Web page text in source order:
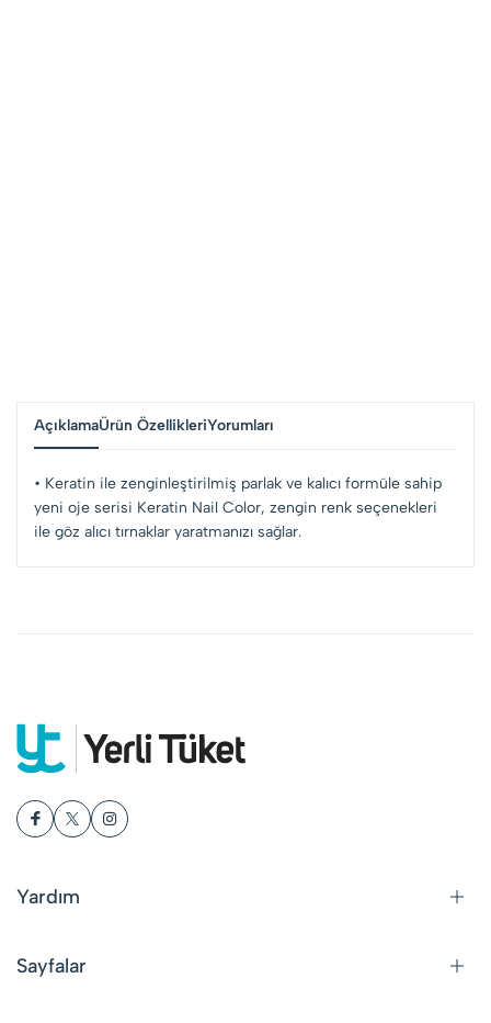
AçıklamaÜrün ÖzellikleriYorumları
• Keratin ile zenginleştirilmiş parlak ve kalıcı formüle sahip
yeni oje serisi Keratin Nail Color, zengin renk seçenekleri
ile göz alıcı tırnaklar yaratmanızı sağlar.
Yardım
Sayfalar